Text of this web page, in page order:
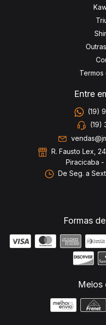
Termos
Entre
(19)
(19)
R. Fausto Lex,
Piracicaba -
De Seg. a
Formas
Meios